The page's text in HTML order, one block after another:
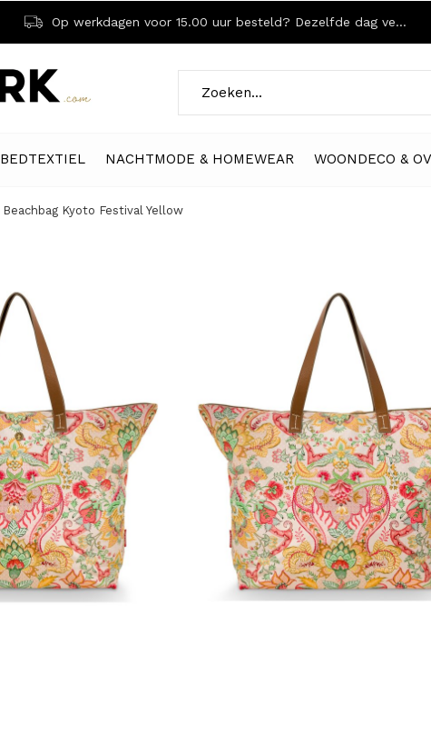
BEDTEXTIEL NACHTMODE & HOMEWEAR WOONDECO &
Op werkdagen voor 15.00 uur besteld? Dezelfde dag verzonden!
Beachbag Kyoto Festival Yellow